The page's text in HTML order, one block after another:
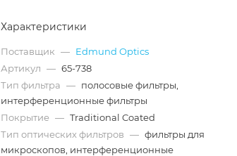
Характеристики
Поставщик — Edmund Optics
Артикул — 65-738
Тип фильтра — полосовые фильтры,
интерференционные фильтры
Покрытие — Traditional Coated
Тип оптических фильтров — фильтры для
микроскопов, интерференционные